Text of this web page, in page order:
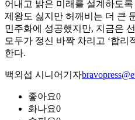
어내고 밝은 미래를 설계하도
제왕도 싫지만 허깨비는 더 큰
민주화에 성공했지만, 지금은
모두가 정신 바짝 차리고 ‘합리
한다.
백외섭 시니어기자
좋아요0
화나요0